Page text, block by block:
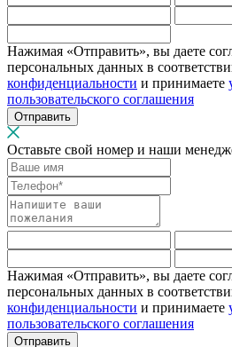
Нажимая «Отправить», вы даете
персональных данных в
конфиденциальности и принимаете
пользовательского соглашения
Отправить
Оставьте свой номер и наши
Нажимая «Отправить», вы даете
персональных данных в
конфиденциальности и принимаете
пользовательского соглашения
Отправить